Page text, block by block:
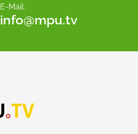
E-Mail:
info@mpu.tv